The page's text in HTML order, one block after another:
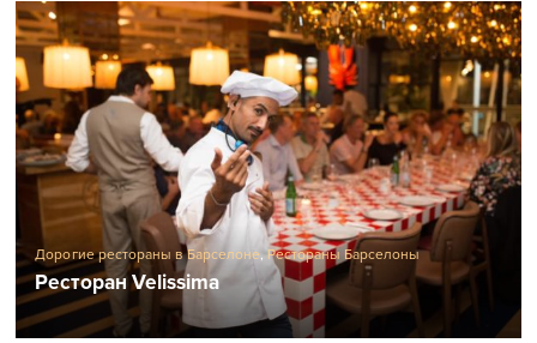
Дорогие рестораны в Барселоне,Рестораны Барселоны
Ресторан Velissima